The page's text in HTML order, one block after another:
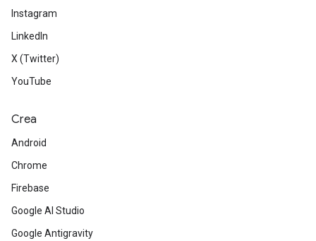
Instagram
LinkedIn
X (Twitter)
YouTube
Crea
Android
Chrome
Firebase
Google AI Studio
Google Antigravity